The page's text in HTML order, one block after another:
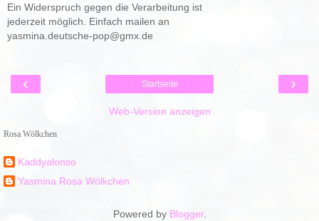
Ein Widerspruch gegen die Verarbeitung ist
jederzeit möglich. Einfach mailen an
yasmina.deutsche-pop@gmx.de
‹ ›
Startseite
Web-Version anzeigen
Rosa Wölkchen
Kaddyalonso
Yasmina Rosa Wölkchen
Powered by Blogger.